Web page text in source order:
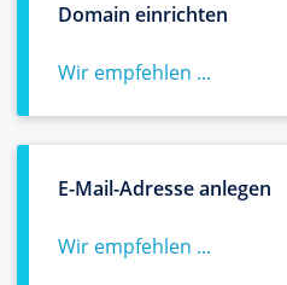
Domain einrichten
Wir empfehlen ...
E-Mail-Adresse anlegen
Wir empfehlen ...